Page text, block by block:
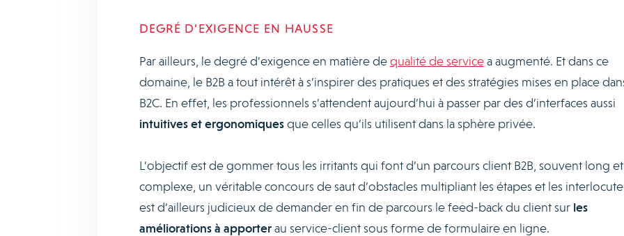
DEGRÉ D’EXIGENCE EN HAUSSE
Par ailleurs, le degré d’exigence en matière dequalité de servicea augmenté. Et dans ce
domaine, le B2B a tout intérêt à s’inspirer des pratiques et des stratégies mises en place
B2C. En effet, les professionnels s’attendent aujourd’hui à passer par des d’interfaces aussi
intuitives et ergonomiquesque celles qu’ils utilisent dans la sphère privée.
L’objectif est de gommer tous les irritants qui font d’un parcours client B2B, souvent long et
complexe, un véritable concours de saut d’obstacles multipliant les étapes et les
est d’ailleurs judicieux de demander en fin de parcours le feed-back du client sur les
améliorations à apporterau service-client sous forme de formulaire en ligne.